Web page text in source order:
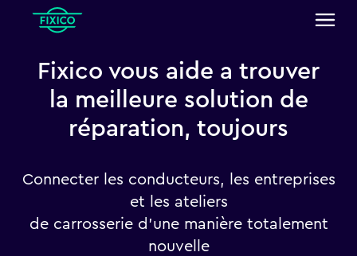
Fixico vous aide a trouver
la meilleure solution de
réparation, toujours
Connecter les conducteurs, les entreprises
et les ateliers
de carrosserie d'une manière totalement
nouvelle